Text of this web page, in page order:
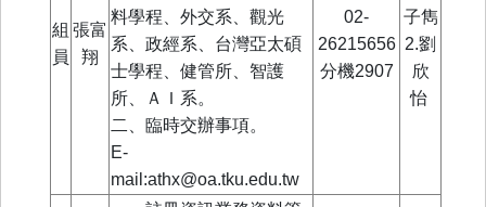
組
員
張富
翔
料學程、 外交系、 觀光
系、 政經系 、台灣亞太碩
士學程、 健管所 、智護
所
ＡＩ系。
二、臨時交辦事項。
E-
mail:athx@oa.tku.edu.tw
02-
26215656
分機2907
子雋
2.劉
欣
怡